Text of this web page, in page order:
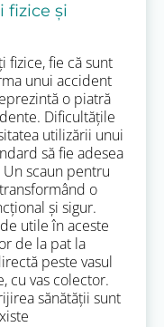
fizice și
fizice, fie că sunt
unui accident
o piatră
Dificultățile
utilizării unui
să fie adesea
scaun pentru
o
și sigur.
utile în aceste
de la pat la
peste vasul
cu vas colector.
sănătății sunt